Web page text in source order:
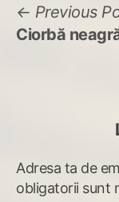
Navigare
în
Previous
Ciorbă
Adresa ta de
obligatorii sunt